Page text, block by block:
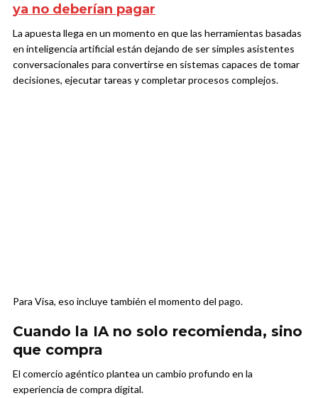
ya no deberían pagar
La apuesta llega en un momento en que las herramientas basadas
en inteligencia artificial están dejando de ser simples asistentes
conversacionales para convertirse en sistemas capaces de tomar
decisiones, ejecutar tareas y completar procesos complejos.
Para Visa, eso incluye también el momento del pago.
Cuando la IA no solo recomienda, sino
que compra
El comercio agéntico plantea un cambio profundo en la
experiencia de compra digital.